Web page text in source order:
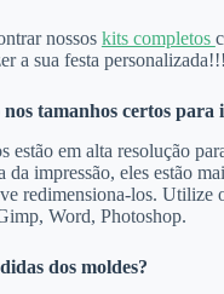
nossos kits completos
a sua festa personalizada!!!
nos tamanhos certos
estão em alta resolução
da impressão, eles estão
redimensiona-los. Utilize
Word, Photoshop.
dos moldes?